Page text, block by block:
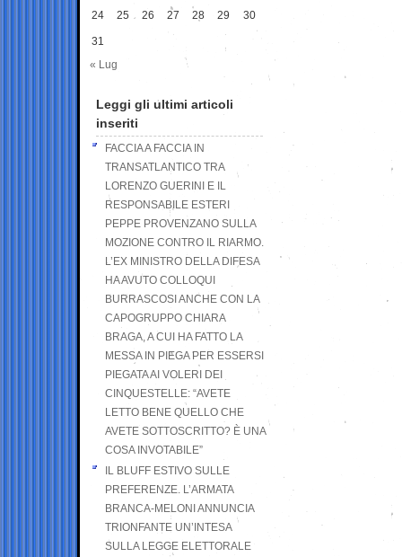
24 25 26 27 28 29 30
31
« Lug
Leggi gli ultimi articoli
inseriti
FACCIA A FACCIA IN
TRANSATLANTICO TRA
LORENZO GUERINI E IL
RESPONSABILE ESTERI
PEPPE PROVENZANO SULLA
MOZIONE CONTRO IL RIARMO.
L’EX MINISTRO DELLA DIFESA
HA AVUTO COLLOQUI
BURRASCOSI ANCHE CON LA
CAPOGRUPPO CHIARA
BRAGA, A CUI HA FATTO LA
MESSA IN PIEGA PER ESSERSI
PIEGATA AI VOLERI DEI
CINQUESTELLE: “AVETE
LETTO BENE QUELLO CHE
AVETE SOTTOSCRITTO? È UNA
COSA INVOTABILE”
IL BLUFF ESTIVO SULLE
PREFERENZE. L’ARMATA
BRANCA-MELONI ANNUNCIA
TRIONFANTE UN’INTESA
SULLA LEGGE ELETTORALE